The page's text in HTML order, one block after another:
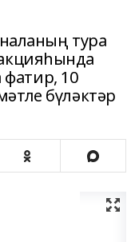
тура
10
бүләктәр